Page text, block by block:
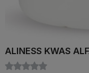
ALINESS KWAS